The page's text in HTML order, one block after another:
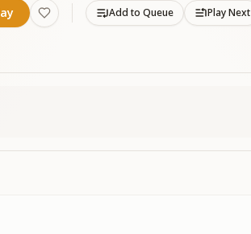
Add to Queue Play Next